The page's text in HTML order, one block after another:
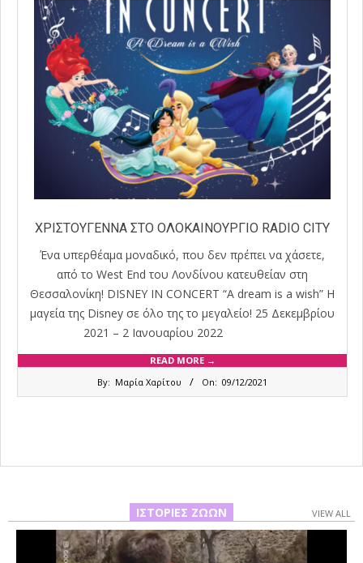
ΧΡΙΣΤΟΥΓΕΝΝΑ ΣΤΟ ΟΛΟΚΑΙΝΟΥΡΓΙΟ RADIO CITY
Ένα υπερθέαμα μοναδικό, που δεν πρέπει να χάσετε,
από το West End του Λονδίνου κατευθείαν στη
Θεσσαλονίκη! DISNEY IN CONCERT “A dream is a wish” Η
μαγεία της Disney σε όλο της το μεγαλείο! 25 Δεκεμβρίου
2021 – 2 Ιανουαρίου 2022
READ MORE →
By: Μαρία Χαρίτου On: 09/12/2021
ΙΣΤΟΡΊΕΣ ΖΏΩΝ VIEW ALL